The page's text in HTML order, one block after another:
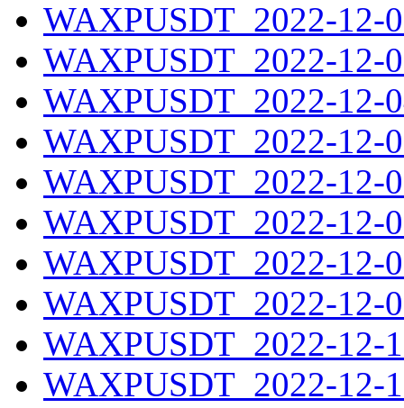
WAXPUSDT_2022-12-
WAXPUSDT_2022-12-
WAXPUSDT_2022-12-
WAXPUSDT_2022-12-
WAXPUSDT_2022-12-
WAXPUSDT_2022-12-
WAXPUSDT_2022-12-
WAXPUSDT_2022-12-
WAXPUSDT_2022-12-
WAXPUSDT_2022-12-